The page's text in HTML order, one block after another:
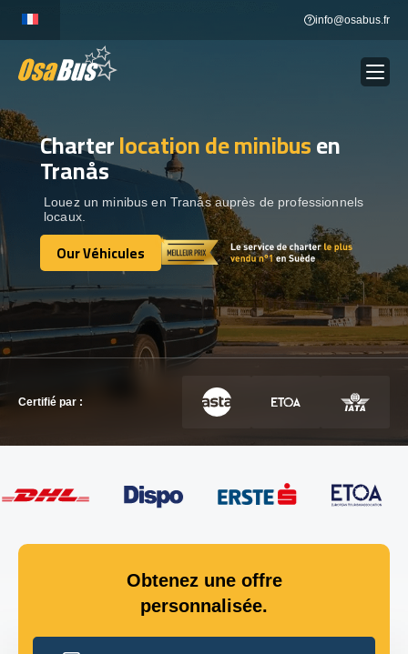
content
info@osabus.fr
LOCATION DE BUS Show dropdown
DESTINATIONS
OUR VÉHICULES
CONTACTEZ-NOUS
CONTACTEZ-NOUS
Charterlocation de minibusen
Tranås
Louez un minibus en Tranås auprès de professionnels
locaux.
Our Véhicules
Our Véhicules
Certifié par :
Obtenez une offre
personnalisée.